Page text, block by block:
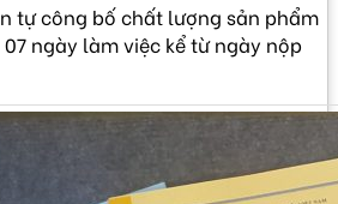
tự công bố chất lượng sản phẩm
ngày làm việc kể từ ngày nộp